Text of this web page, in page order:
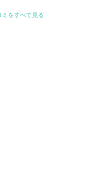
をすべて見る